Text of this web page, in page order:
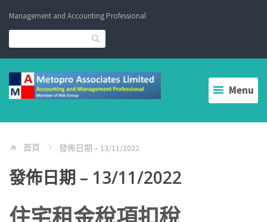
content
Management and Accounting Professional
Search
Menu
首頁 發佈日期 – 13/11/2022
發佈日期 – 13/11/2022